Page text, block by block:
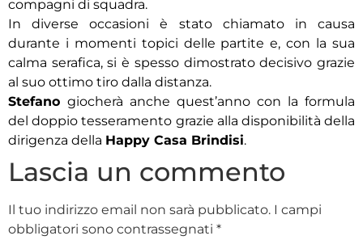
compagni di squadra.
In diverse occasioni è stato chiamato in causa
durante i momenti topici delle partite e, con la sua
calma serafica, si è spesso dimostrato decisivo grazie
al suo ottimo tiro dalla distanza.
Stefano giocherà anche quest’anno con la formula
del doppio tesseramento grazie alla disponibilità della
dirigenza della Happy Casa Brindisi.
Lascia un commento
Il tuo indirizzo email non sarà pubblicato. I campi
obbligatori sono contrassegnati *